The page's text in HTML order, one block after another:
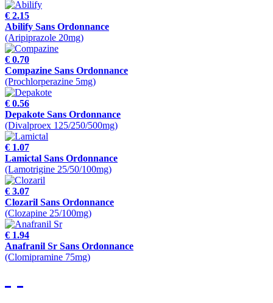
€ 2.15
Abilify Sans Ordonnance
(Aripiprazole 20mg)
€ 0.70
Compazine Sans Ordonnance
(Prochlorperazine 5mg)
€ 0.56
Depakote Sans Ordonnance
(Divalproex 125/250/500mg)
€ 1.07
Lamictal Sans Ordonnance
(Lamotrigine 25/50/100mg)
€ 3.07
Clozaril Sans Ordonnance
(Clozapine 25/100mg)
€ 1.94
Anafranil Sr Sans Ordonnance
(Clomipramine 75mg)